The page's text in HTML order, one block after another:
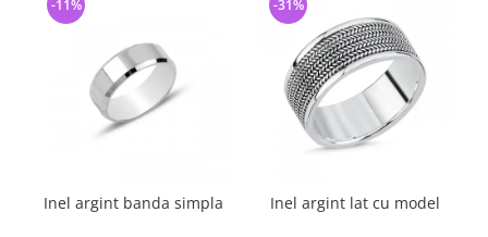
Inel argint banda simpla
-11%
Inel argint lat cu model
-31%